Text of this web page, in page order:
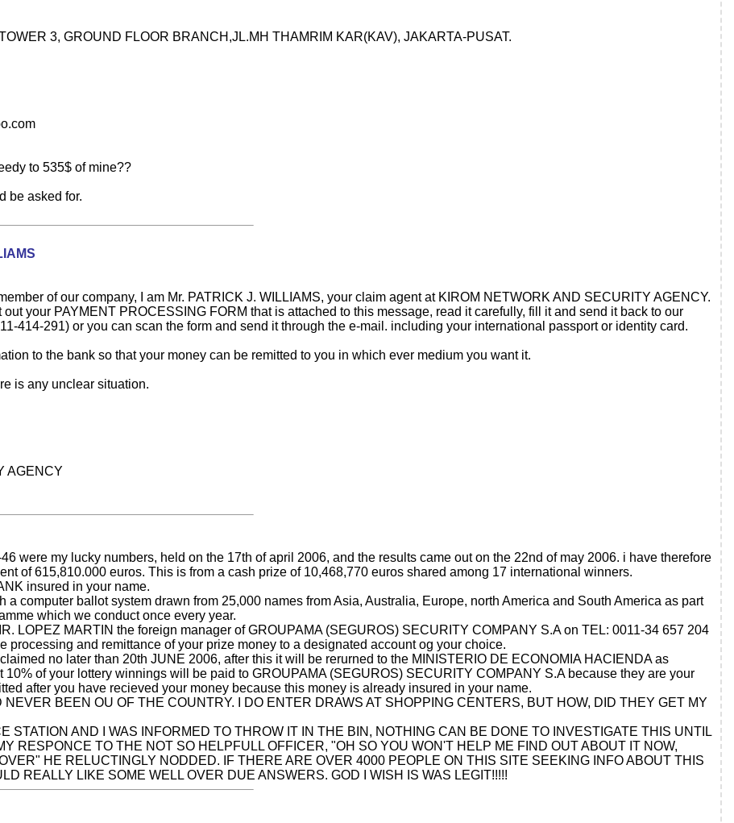
3, GROUND FLOOR BRANCH,JL.MH THAMRIM KAR(KAV), JAKARTA-PUSAT.
to 535$ of mine??
be asked for.
of our company, I am Mr. PATRICK J. WILLIAMS, your claim agent at KIROM NETWORK AND SECURITY AGENCY.
your PAYMENT PROCESSING FORM that is attached to this message, read it carefully, fill it and send it back to our
414-291) or you can scan the form and send it through the e-mail. including your international passport or identity card.
to the bank so that your money can be remitted to you in which ever medium you want it.
is any unclear situation.
AGENCY
46 were my lucky numbers, held on the 17th of april 2006, and the results came out on the 22nd of may 2006. i have therefore
of 615,810.000 euros. This is from a cash prize of 10,468,770 euros shared among 17 international winners.
insured in your name.
a computer ballot system drawn from 25,000 names from Asia, Australia, Europe, north America and South America as part
which we conduct once every year.
LOPEZ MARTIN the foreign manager of GROUPAMA (SEGUROS) SECURITY COMPANY S.A on TEL: 0011-34 657 204
processing and remittance of your prize money to a designated account og your choice.
no later than 20th JUNE 2006, after this it will be rerurned to the MINISTERIO DE ECONOMIA HACIENDA as
10% of your lottery winnings will be paid to GROUPAMA (SEGUROS) SECURITY COMPANY S.A because they are your
after you have recieved your money because this money is already insured in your name.
NEVER BEEN OU OF THE COUNTRY. I DO ENTER DRAWS AT SHOPPING CENTERS, BUT HOW, DID THEY GET MY
STATION AND I WAS INFORMED TO THROW IT IN THE BIN, NOTHING CAN BE DONE TO INVESTIGATE THIS UNTIL
RESPONCE TO THE NOT SO HELPFULL OFFICER, "OH SO YOU WON'T HELP ME FIND OUT ABOUT IT NOW,
HE RELUCTINGLY NODDED. IF THERE ARE OVER 4000 PEOPLE ON THIS SITE SEEKING INFO ABOUT THIS
REALLY LIKE SOME WELL OVER DUE ANSWERS. GOD I WISH IS WAS LEGIT!!!!!